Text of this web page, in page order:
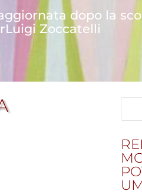
dopo la
Zoccatelli